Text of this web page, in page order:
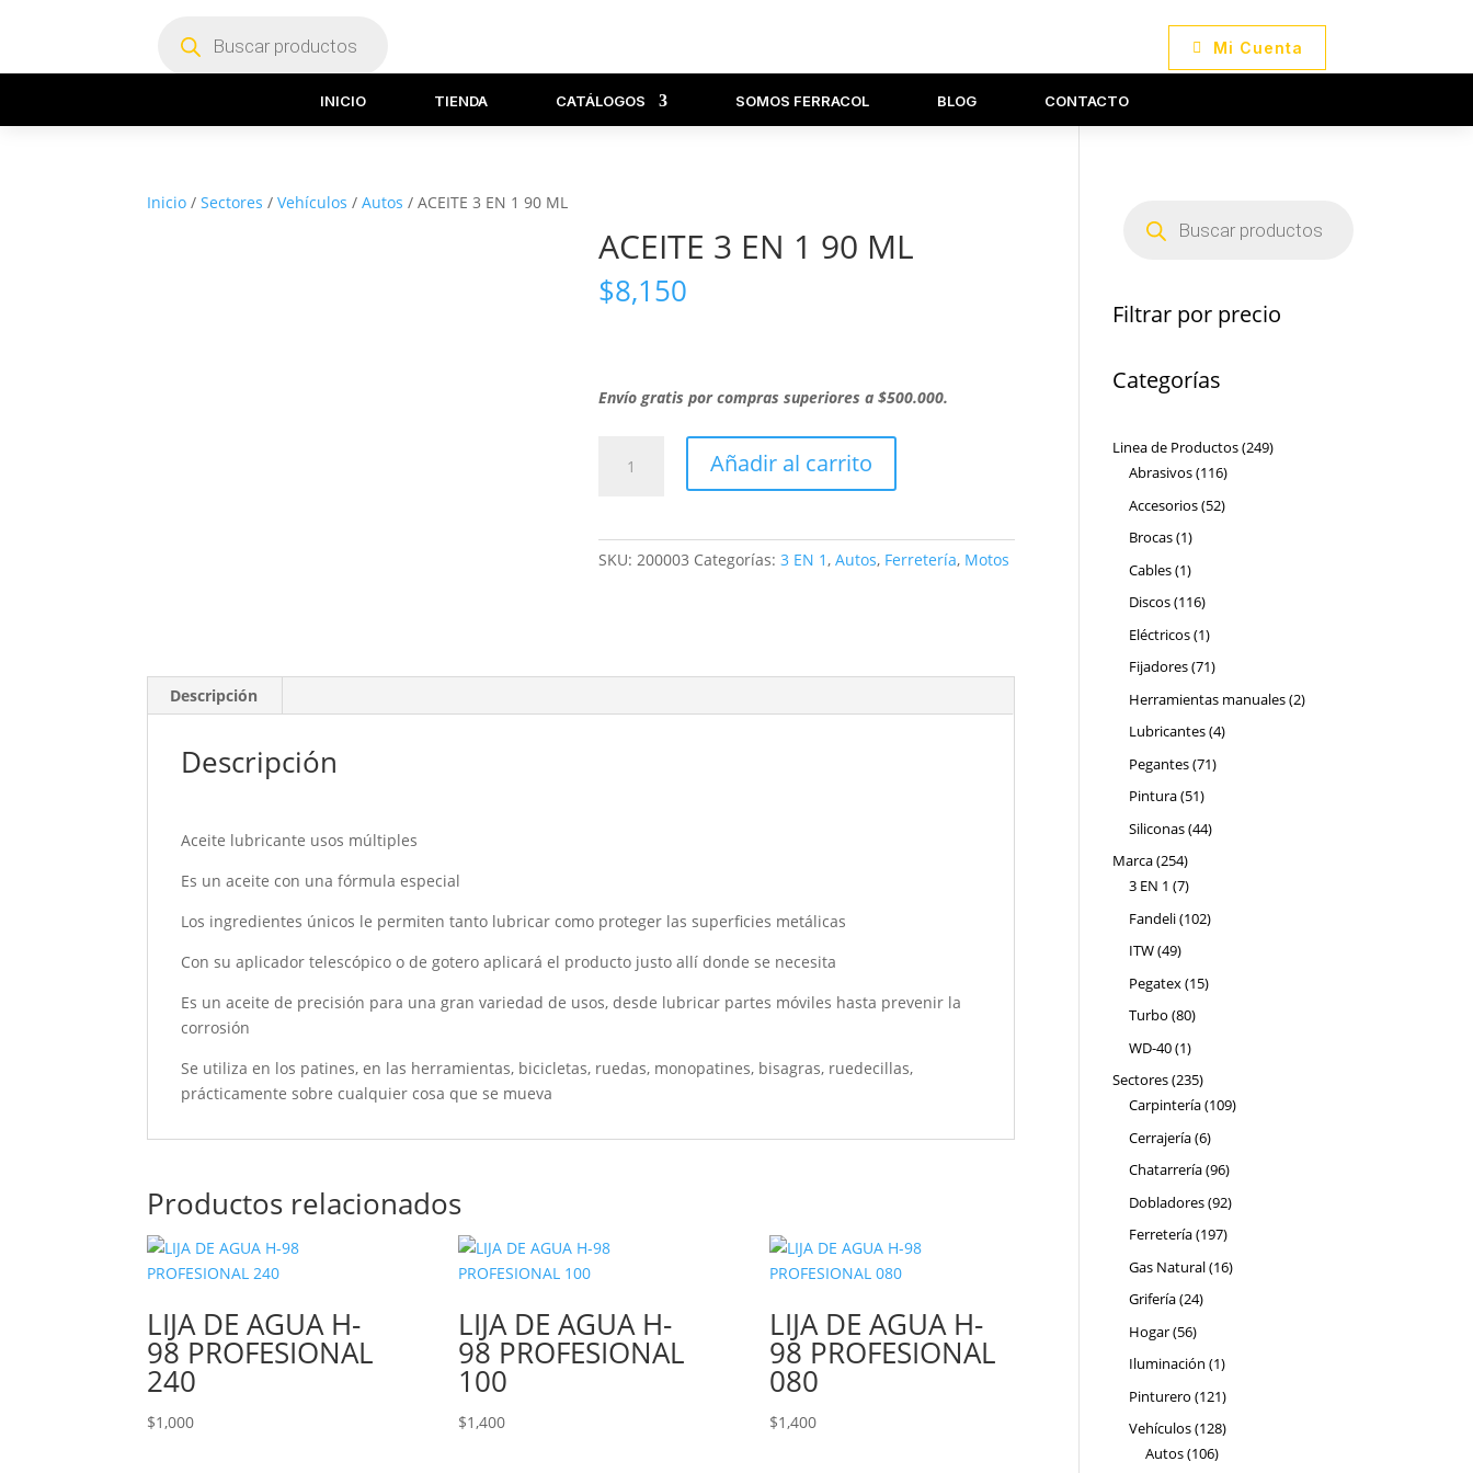
productos Mi Cuenta
INICIO TIENDA CATÁLOGOS SOMOS FERRACOL BLOG CONTACTO
Inicio /Sectores /Vehículos /Autos / ACEITE 3 EN 1 90 ML
ACEITE 3 EN 1 90 ML
$8,150
Envío gratis por compras superiores a $500.000.
Añadir al carrito
SKU:200003 Categorías:3 EN 1,Autos, Ferretería, Motos
Descripción
Descripción
Aceite lubricante usos múltiples
Es un aceite con una fórmula especial
Los ingredientes únicos le permiten tanto lubricar como proteger las superficies metálicas
Con su aplicador telescópico o de gotero aplicará el producto justo allí donde se necesita
Es un aceite de precisión para una gran variedad de usos, desde lubricar partes móviles hasta prevenir la
corrosión
Se utiliza en los patines, en las herramientas, bicicletas, ruedas, monopatines, bisagras, ruedecillas,
prácticamente sobre cualquier cosa que se mueva
Productos relacionados
LIJA DE AGUA H-
98 PROFESIONAL
240
$1,000
LIJA DE AGUA H-
98 PROFESIONAL
100
$1,400
LIJA DE AGUA H-
98 PROFESIONAL
080
$1,400
productos
Filtrar por precio
Categorías
Linea de Productos 249249
Abrasivos 116116
productos
Accesorios 5252
Brocas 11
producto
Cables 11
producto
Discos 116116
productos
Eléctricos 11
producto
Fijadores 7171
productos
Herramientas manuales 22
Lubricantes 44
Pegantes 7171
Pintura 5151
productos
Siliconas 4444
Marca 254254
productos
3 EN 1 77
productos
Fandeli 102102
ITW 4949
productos
Pegatex 1515
Turbo 8080
WD-40 11
producto
Sectores 235235
productos
Carpintería 109109
Cerrajería 66
productos
Chatarrería 9696
productos
Dobladores 9292
Ferretería 197197
productos
Gas Natural 1616
Grifería 2424
Hogar 5656
productos
Iluminación 11
producto
Pinturero 121121
productos
Vehículos 128128
Autos 106106